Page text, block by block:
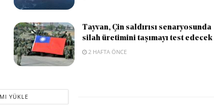
Tayvan, Çin saldırısı senaryosunda
silah üretimini taşımayı test edecek
2 HAFTA ÖNCE
YÜKLE